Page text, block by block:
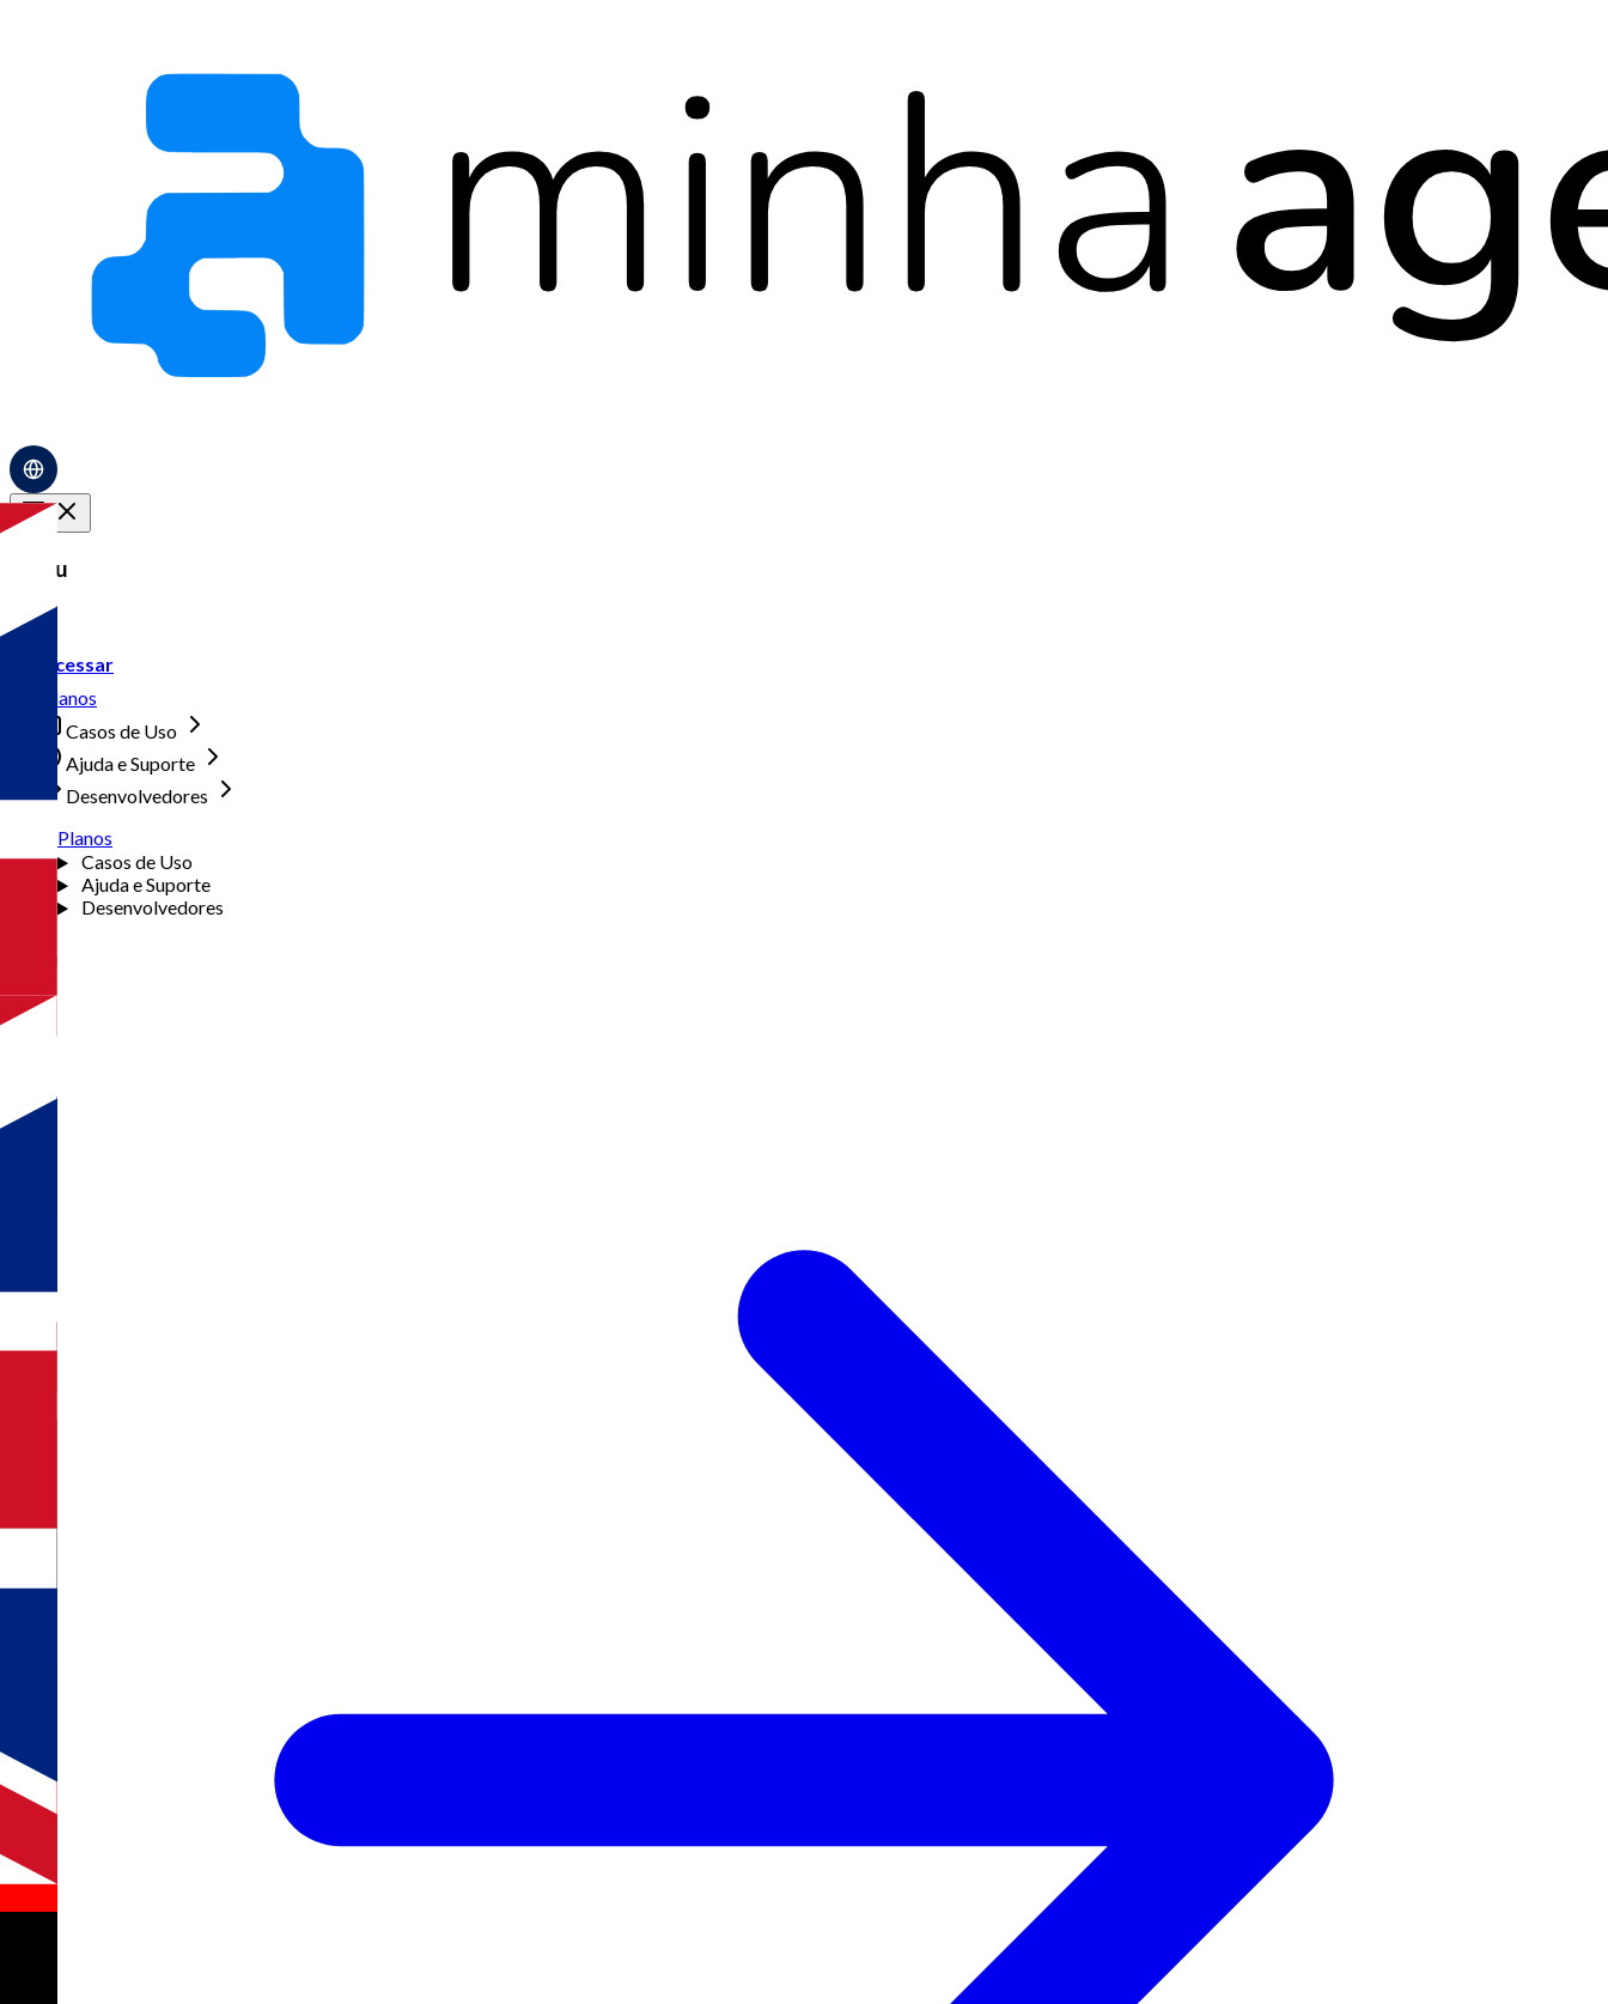
Menu
Acessar
Planos
Casos de Uso
Ajuda e Suporte
Desenvolvedores
Planos
Casos de Uso
Ajuda e Suporte
Desenvolvedores